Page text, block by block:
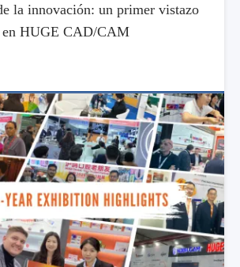
la innovación: un primer vistazo
en HUGE CAD/CAM